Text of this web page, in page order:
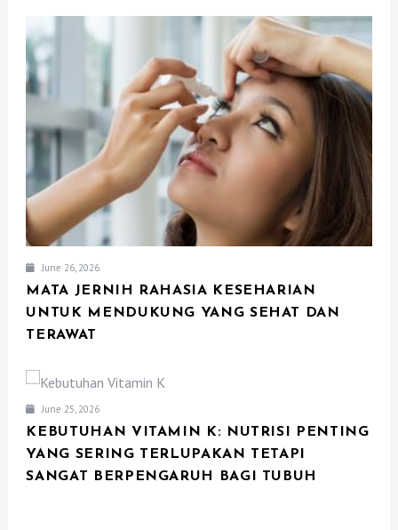
June 26, 2026
MATA JERNIH RAHASIA KESEHARIAN
UNTUK MENDUKUNG YANG SEHAT DAN
TERAWAT
June 25, 2026
KEBUTUHAN VITAMIN K: NUTRISI PENTING
YANG SERING TERLUPAKAN TETAPI
SANGAT BERPENGARUH BAGI TUBUH